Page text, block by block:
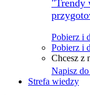
"Trendy
Pobierz i
Pobierz i
Chcesz z
Napisz do
Strefa wiedzy